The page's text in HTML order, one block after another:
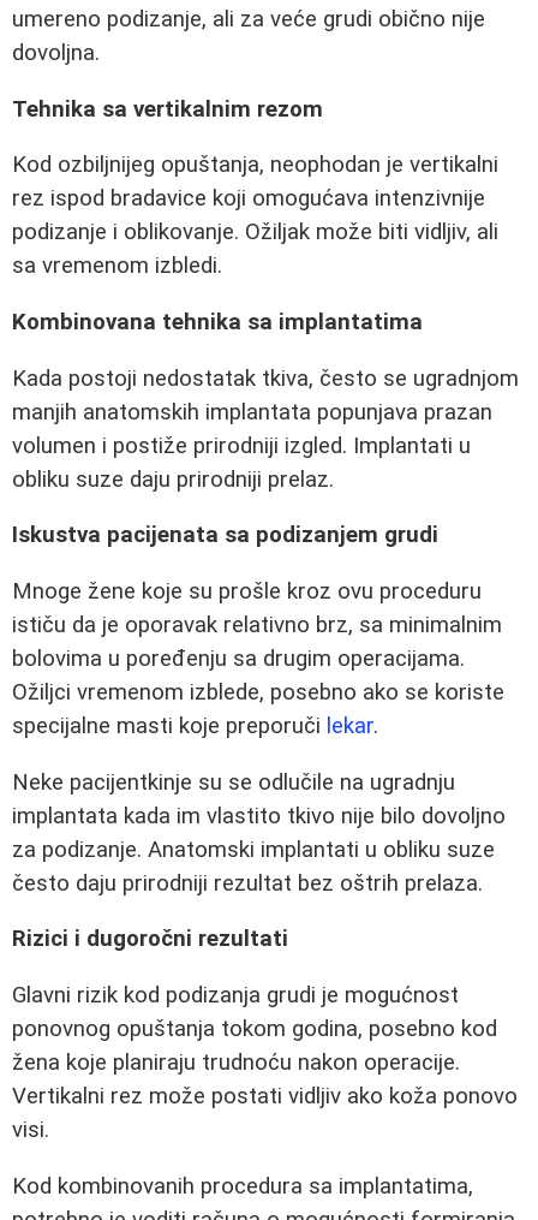
umereno podizanje, ali za veće grudi obično nije
dovoljna.
Tehnika sa vertikalnim rezom
Kod ozbiljnijeg opuštanja, neophodan je vertikalni
rez ispod bradavice koji omogućava intenzivnije
podizanje i oblikovanje. Ožiljak može biti vidljiv, ali
sa vremenom izbledi.
Kombinovana tehnika sa implantatima
Kada postoji nedostatak tkiva, često se ugradnjom
manjih anatomskih implantata popunjava prazan
volumen i postiže prirodniji izgled. Implantati u
obliku suze daju prirodniji prelaz.
Iskustva pacijenata sa podizanjem grudi
Mnoge žene koje su prošle kroz ovu proceduru
ističu da je oporavak relativno brz, sa minimalnim
bolovima u poređenju sa drugim operacijama.
Ožiljci vremenom izblede, posebno ako se koriste
specijalne masti koje preporuči lekar.
Neke pacijentkinje su se odlučile na ugradnju
implantata kada im vlastito tkivo nije bilo dovoljno
za podizanje. Anatomski implantati u obliku suze
često daju prirodniji rezultat bez oštrih prelaza.
Rizici i dugoročni rezultati
Glavni rizik kod podizanja grudi je mogućnost
ponovnog opuštanja tokom godina, posebno kod
žena koje planiraju trudnoću nakon operacije.
Vertikalni rez može postati vidljiv ako koža ponovo
visi.
Kod kombinovanih procedura sa implantatima,